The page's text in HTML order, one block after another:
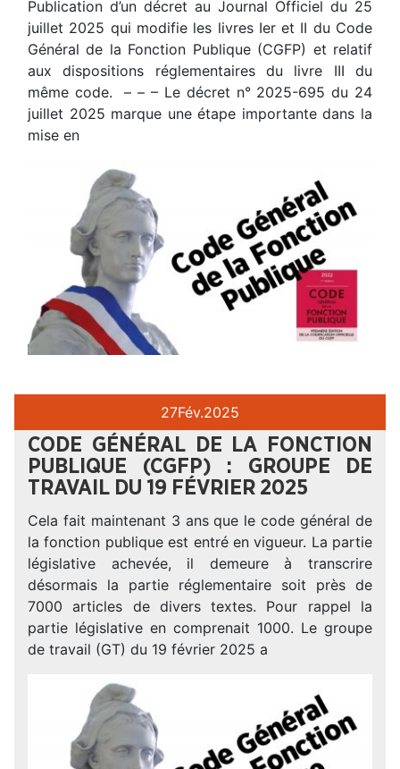
Publication d’un décret au Journal Officiel du 25
juillet 2025 qui modifie les livres Ier et II du Code
Général de la Fonction Publique (CGFP) et relatif
aux dispositions réglementaires du livre III du
même code. – – – Le décret n° 2025-695 du 24
juillet 2025 marque une étape importante dans la
mise en
27Fév.2025
CODE GÉNÉRAL DE LA FONCTION
PUBLIQUE (CGFP) : GROUPE DE
TRAVAIL DU 19 FÉVRIER 2025
Cela fait maintenant 3 ans que le code général de
la fonction publique est entré en vigueur. La partie
législative achevée, il demeure à transcrire
désormais la partie réglementaire soit près de
7000 articles de divers textes. Pour rappel la
partie législative en comprenait 1000. Le groupe
de travail (GT) du 19 février 2025 a